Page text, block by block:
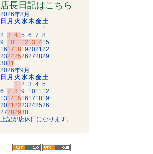
店長日記はこちら
2026年8月
日 月 火 水木金土
1
2 3 4 5 6 7 8
9 1011 12131415
16171819202122
23242526272829
3031
2026年9月
日 月 火 水木金土
1 2 3 4 5
6 7 8 9 1011 12
13141516171819
20212223242526
27282930
上記が店休日になります。